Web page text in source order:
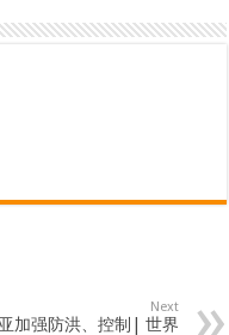
Next
加强防洪、控制| 世界